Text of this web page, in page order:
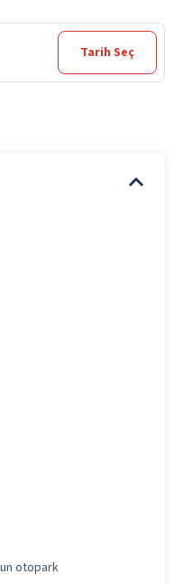
Tarih Seç
otopark